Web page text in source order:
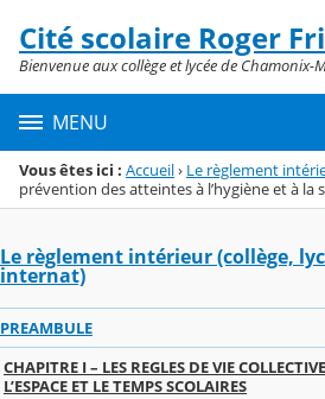
Menu de la rubrique
Contenu
Cité scolaire Roger
Bienvenue aux collège et lycée de Chamonix-
MENU
Vous êtes ici : Accueil› Le règlement
prévention des atteintes à l’hygiène et à la
Le règlement intérieur (collège,
internat)
PREAMBULE
CHAPITRE I – LES REGLES DE VIE
L’ESPACE ET LE TEMPS SCOLAIRES